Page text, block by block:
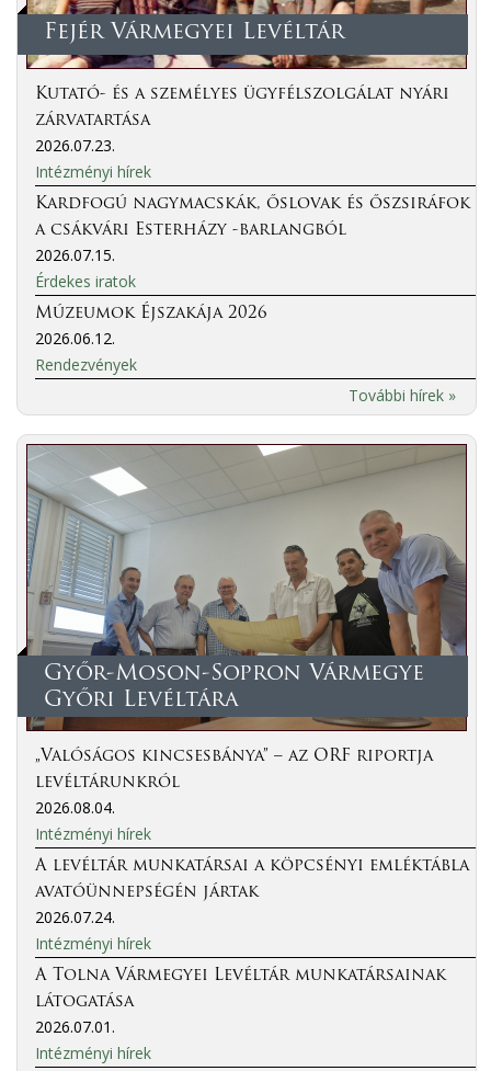
Fejér Vármegyei Levéltár
Kutató- és a személyes ügyfélszolgálat nyári
zárvatartása
2026.07.23.
Intézményi hírek
Kardfogú nagymacskák, őslovak és őszsiráfok
a csákvári Esterházy -barlangból
2026.07.15.
Érdekes iratok
Múzeumok Éjszakája 2026
2026.06.12.
Rendezvények
További hírek »
Győr-Moson-Sopron Vármegye
Győri Levéltára
„Valóságos kincsesbánya” – az ORF riportja
levéltárunkról
2026.08.04.
Intézményi hírek
A levéltár munkatársai a köpcsényi emléktábla
avatóünnepségén jártak
2026.07.24.
Intézményi hírek
A Tolna Vármegyei Levéltár munkatársainak
látogatása
2026.07.01.
Intézményi hírek